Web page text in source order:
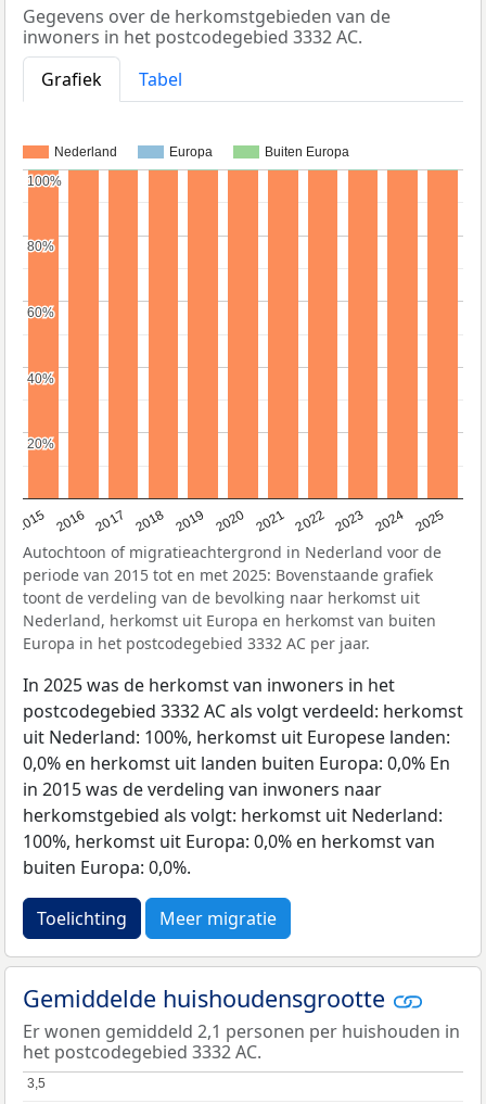
Gegevens over de herkomstgebieden van de
inwoners in het postcodegebied 3332 AC.
Grafiek
Tabel
Nederland Europa Buiten Europa
2015 2016 2017 2018 2019 2020 2021 2022 2023 2024 2025
20%
20%
40%
40%
60%
60%
80%
80%
100%
100%
Autochtoon of migratieachtergrond in Nederland voor de
periode van 2015 tot en met 2025: Bovenstaande grafiek
toont de verdeling van de bevolking naar herkomst uit
Nederland, herkomst uit Europa en herkomst van buiten
Europa in het postcodegebied 3332 AC per jaar.
In 2025 was de herkomst van inwoners in het
postcodegebied 3332 AC als volgt verdeeld: herkomst
uit Nederland: 100%, herkomst uit Europese landen:
0,0% en herkomst uit landen buiten Europa: 0,0% En
in 2015 was de verdeling van inwoners naar
herkomstgebied als volgt: herkomst uit Nederland:
100%, herkomst uit Europa: 0,0% en herkomst van
buiten Europa: 0,0%.
Toelichting Meer migratie
Gemiddelde huishoudensgrootte
Er wonen gemiddeld 2,1 personen per huishouden in
het postcodegebied 3332 AC.
3,5
3,5